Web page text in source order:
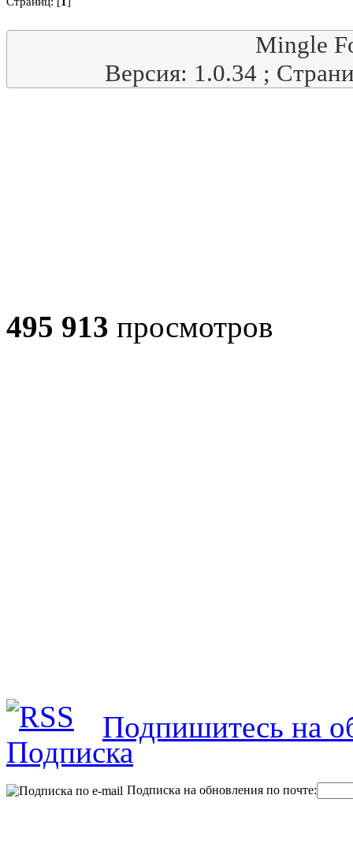
Mingle
Версия: 1.0.34 ;
495 913 просмотров
Подпишитесь на
Подписка на обновления по почте: